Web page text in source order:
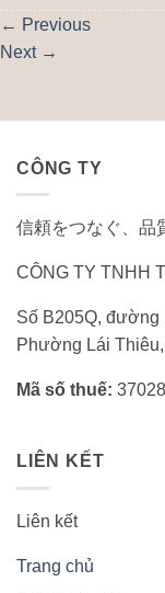
← Previous
Next →
CÔNG TY
信頼をつなぐ、品
CÔNG TY TNHH
Số B205Q, đường
Phường Lái
Mã số thuế:
LIÊN KẾT
Liên kết
Trang chủ